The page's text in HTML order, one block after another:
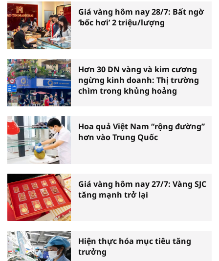
Giá vàng hôm nay 28/7: Bất ngờ
‘bốc hơi’ 2 triệu/lượng
Hơn 30 DN vàng và kim cương
ngừng kinh doanh: Thị trường
chìm trong khủng hoảng
Hoa quả Việt Nam “rộng đường”
hơn vào Trung Quốc
Giá vàng hôm nay 27/7: Vàng SJC
tăng mạnh trở lại
Hiện thực hóa mục tiêu tăng
trưởng